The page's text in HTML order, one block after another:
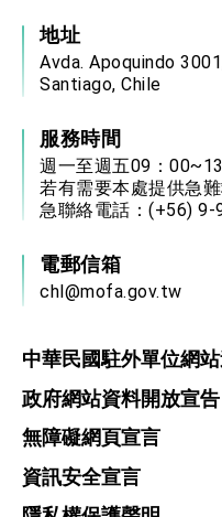
地址
Avda. Apoquindo
Santiago, Chile
服務時間
週一至週五09：
若有需要本處提供急
急聯絡電話：(+56) 9-
電郵信箱
chl@mofa.gov.tw
中華民國駐外單位網
政府網站資料開放宣告
無障礙網頁宣言
資訊安全宣言